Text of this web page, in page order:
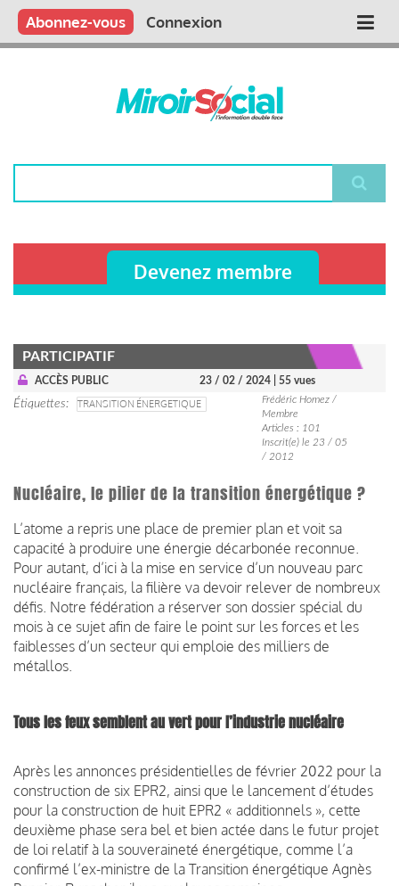
Aller
contenu
Main
Qui sommes nous ?
Vous publiez
Nous publions
Contactez-nous
Abonnez-vous Connexion
Devenez membre
PARTICIPATIF
ACCÈS PUBLIC 23 / 02 / 2024 | 55 vues
Étiquettes TRANSITION ÉNERGETIQUE
Frédéric Homez /
Membre
Articles : 101
Inscrit(e) le 23 / 05
/ 2012
Nucléaire, le pilier de la transition énergétique ?
L’atome a repris une place de premier plan et voit sa
capacité à produire une énergie décarbonée reconnue.
Pour autant, d’ici à la mise en service d’un nouveau parc
nucléaire français, la filière va devoir relever de nombreux
défis. Notre fédération a réserver son dossier spécial du
mois à ce sujet afin de faire le point sur les forces et les
faiblesses d’un secteur qui emploie des milliers de
métallos.
Tous les feux semblent au vert pour l’industrie nucléaire
Après les annonces présidentielles de février 2022 pour la
construction de six EPR2, ainsi que le lancement d’études
pour la construction de huit EPR2 « additionnels », cette
deuxième phase sera bel et bien actée dans le futur projet
de loi relatif à la souveraineté énergétique, comme l’a
confirmé l’ex-ministre de la Transition énergétique Agnès